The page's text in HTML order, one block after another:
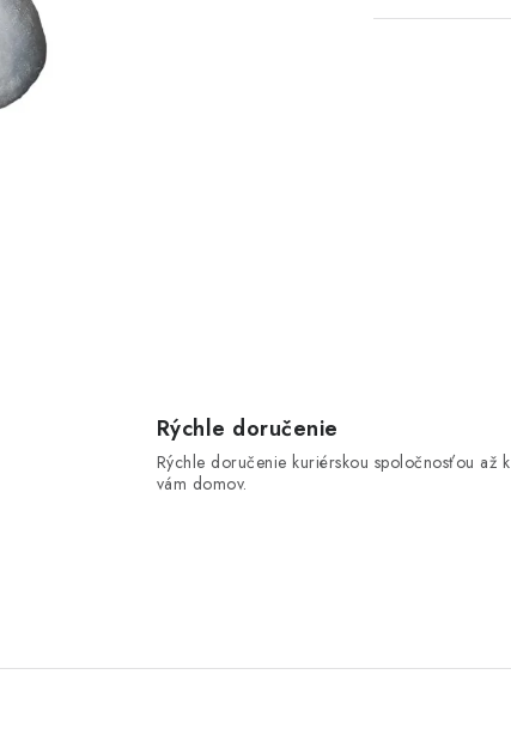
Rýchle doručenie
Rýchle doručenie kuriérskou spoločnosťou až k
vám domov.